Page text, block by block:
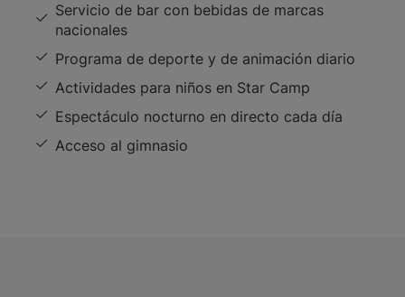
Servicio de bar con bebidas de marcas
nacionales
Programa de deporte y de animación diario
Actividades para niños en Star Camp
Espectáculo nocturno en directo cada día
Acceso al gimnasio